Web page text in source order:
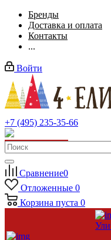
Бренды
Доставка и оплата
Контакты
...
Войти
+7 (495) 235-35-66
Заказать звонок
Сравнение0
Отложенные 0
Корзина пуста 0